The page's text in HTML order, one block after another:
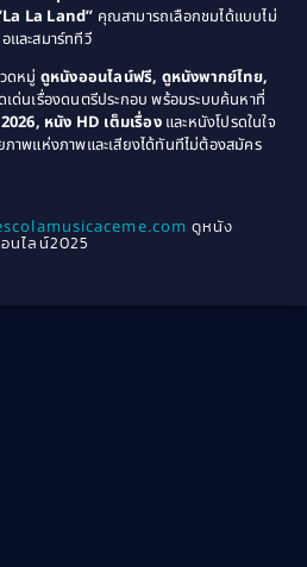
of-Age(3)
(1)
าชญากรรม(78)
Film(4)
1970
1968
1963
La Land” คุณสามารถเลือกชมได้แบบไม่
ละสมาร์ททีวี
ดหมู่ ดูหนังออนไลน์ฟรี, ดูหนังพากย์ไทย,
เด่นเรื่องดนตรีประกอบ พร้อมระบบค้นหาที่
หนัง HD เต็มเรื่องและหนังโปรดในใจ
าพแห่งภาพและเสียงได้ทันทีไม่ต้องสมัคร
ดูหนัง
นไลน์2025